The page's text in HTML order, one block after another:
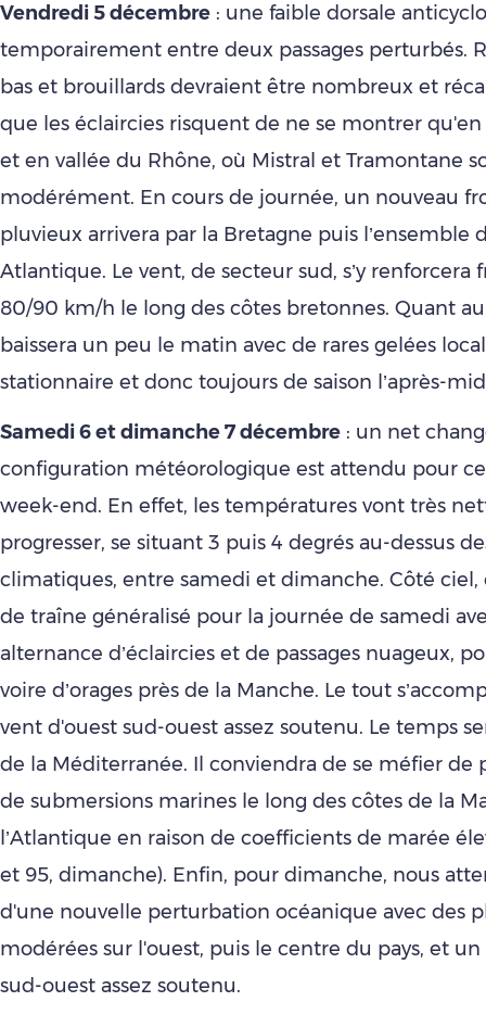
Vendredi 5 décembre : une faible dorsale
temporairement entre deux passages perturbés.
bas et brouillards devraient être nombreux et
que les éclaircies risquent de ne se montrer
et en vallée du Rhône, où Mistral et Tramontane
modérément. En cours de journée, un nouveau
pluvieux arrivera par la Bretagne puis l’ensemble
Atlantique. Le vent, de secteur sud, s’y renforcera
80/90 km/h le long des côtes bretonnes. Quant
baissera un peu le matin avec de rares gelées
stationnaire et donc toujours de saison l’après-
Samedi 6 et dimanche 7 décembre : un net
configuration météorologique est attendu pour
week-end. En effet, les températures vont très
progresser, se situant 3 puis 4 degrés au-dessus
climatiques, entre samedi et dimanche. Côté ciel,
de traîne généralisé pour la journée de samedi
alternance d’éclaircies et de passages nuageux,
voire d’orages près de la Manche. Le tout
vent d'ouest sud-ouest assez soutenu. Le temps
de la Méditerranée. Il conviendra de se méfier de
de submersions marines le long des côtes de la
l’Atlantique en raison de coefficients de marée
et 95, dimanche). Enfin, pour dimanche, nous
d'une nouvelle perturbation océanique avec des
modérées sur l'ouest, puis le centre du pays, et
sud-ouest assez soutenu.